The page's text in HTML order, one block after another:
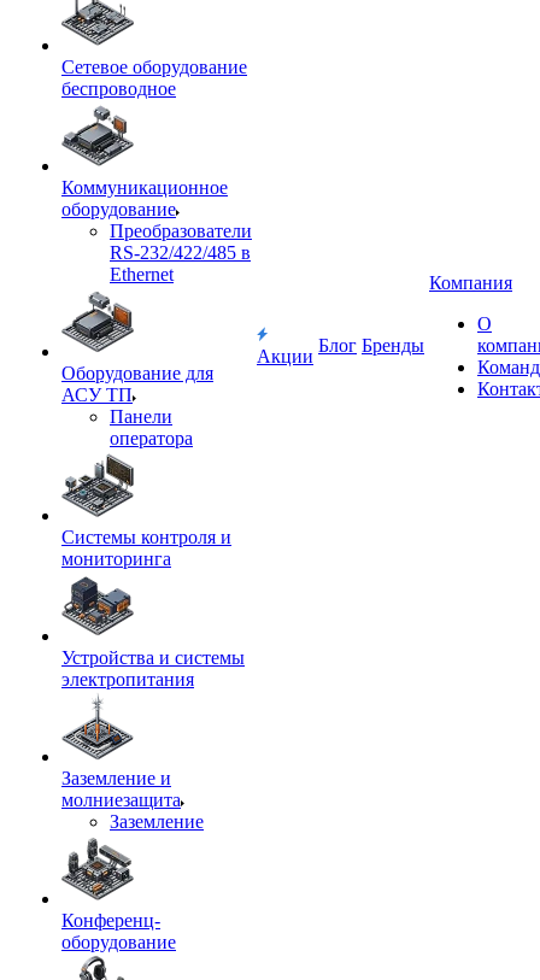
Сетевое оборудование
беспроводное
Коммуникационное
оборудование
Преобразователи
RS-232/422/485 в
Ethernet
Оборудование для
АСУ ТП
Панели
оператора
Системы контроля и
мониторинга
Устройства и системы
электропитания
Заземление и
молниезащита
Заземление
Конференц-
оборудование
Акции
Блог Бренды
Компания
О